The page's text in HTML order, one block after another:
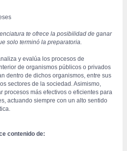
te ofrece la posibilidad de ganar
solo terminó la preparatoria.
y evalúa los procesos de
de organismos públicos o privados
dentro de dichos organismos, entre sus
sectores de la sociedad. Asimismo,
procesos más efectivos o eficientes para
actuando siempre con un alto sentido
contenido de: